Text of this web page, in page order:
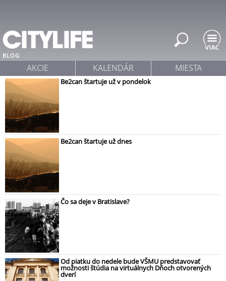
BLOG
Be2can štartuje už v pondelok
Be2can štartuje už dnes
Čo sa deje v Bratislave?
Od piatku do nedele bude VŠMU predstavovať
možnosti štúdia na virtuálnych Dňoch otvorených
dverí
AKCIE KALENDÁR MIESTA